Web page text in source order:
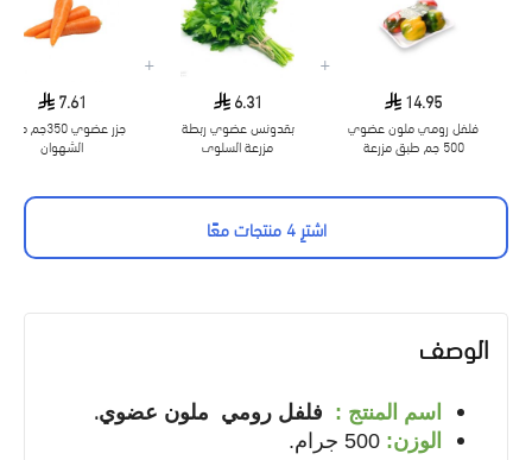
14.95
فلفل رومي ملون عضوي
500 جم طبق مزرعة
+
6.31
بقدونس عضوي ربطة
مزرعة السلوى
+
7.61
جزر عضوي 350جم
الشهوان
اشترِ 4 منتجات معًا
الوصف
اسم المنتج : عضوي.
الوزن:
500 جرام.